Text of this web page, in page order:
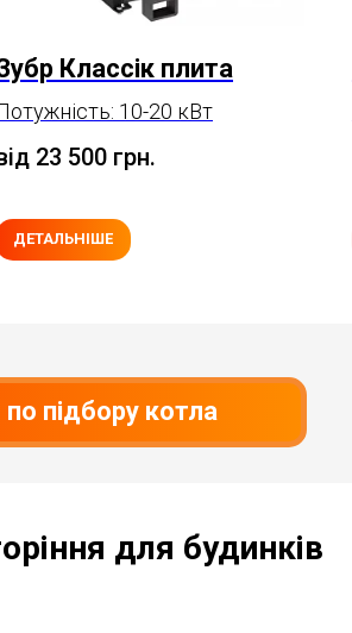
Классік плита
10-20 кВт
23 500 грн.
ДЕТАЛЬНІШЕ
підбору котла
для будинків